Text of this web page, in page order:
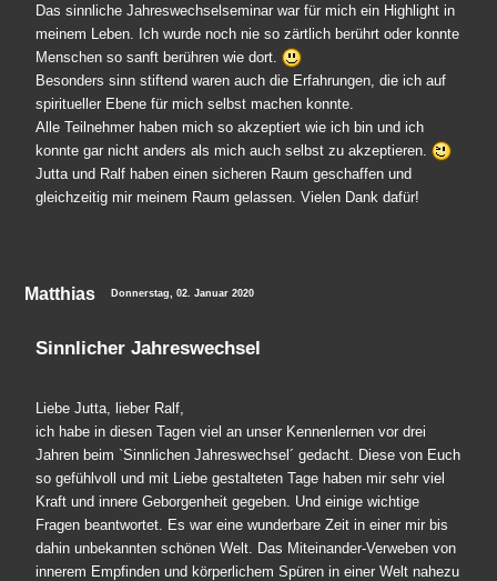
Das sinnliche Jahreswechselseminar war für mich ein Highlight in
meinem Leben. Ich wurde noch nie so zärtlich berührt oder konnte
Menschen so sanft berühren wie dort.
Besonders sinn stiftend waren auch die Erfahrungen, die ich auf
spiritueller Ebene für mich selbst machen konnte.
Alle Teilnehmer haben mich so akzeptiert wie ich bin und ich
konnte gar nicht anders als mich auch selbst zu akzeptieren.
Jutta und Ralf haben einen sicheren Raum geschaffen und
gleichzeitig mir meinem Raum gelassen. Vielen Dank dafür!
Matthias Donnerstag, 02. Januar 2020
Sinnlicher Jahreswechsel
Liebe Jutta, lieber Ralf,
ich habe in diesen Tagen viel an unser Kennenlernen vor drei
Jahren beim `Sinnlichen Jahreswechsel´ gedacht. Diese von Euch
so gefühlvoll und mit Liebe gestalteten Tage haben mir sehr viel
Kraft und innere Geborgenheit gegeben. Und einige wichtige
Fragen beantwortet. Es war eine wunderbare Zeit in einer mir bis
dahin unbekannten schönen Welt. Das Miteinander-Verweben von
innerem Empfinden und körperlichem Spüren in einer Welt nahezu